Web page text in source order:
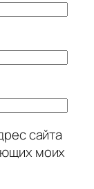
сайта
моих